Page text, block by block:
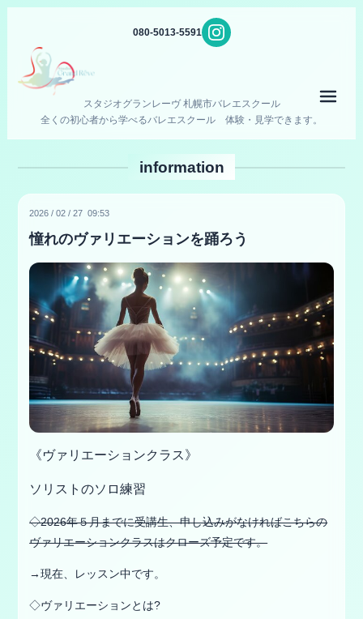
080-5013-5591
スタジオグランレーヴ 札幌市バレエスクール
全くの初心者から学べるバレエスクール 体験・見学できます。
information
2026 /02 /27 09:53
憧れのヴァリエーションを踊ろう
《ヴァリエーションクラス》
ソリストのソロ練習
◇2026年５月までに受講生、申し込みがなければこちらの
ヴァリエーションクラスはクローズ予定です。
→現在、レッスン中です。
◇ヴァリエーションとは?